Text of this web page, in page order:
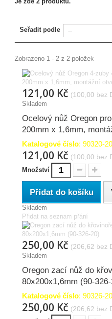
Seřadit podle
Zobrazeno 1 - 2 z 2 položek
121,00 Kč (100,00 bez
Skladem
Ocelový nůž Oregon
200mm x 1,6mm,
Katalogové číslo: 90320-20
121,00 Kč (100,00 bez
Množství
Přidat do košíku
Skladem
Přidat na seznam přání
250,00 Kč (206,62 bez
Skladem
Oregon zací nůž do
80x200x1,6mm (90-
Katalogové číslo: 90326-20
250,00 Kč (206,62 bez